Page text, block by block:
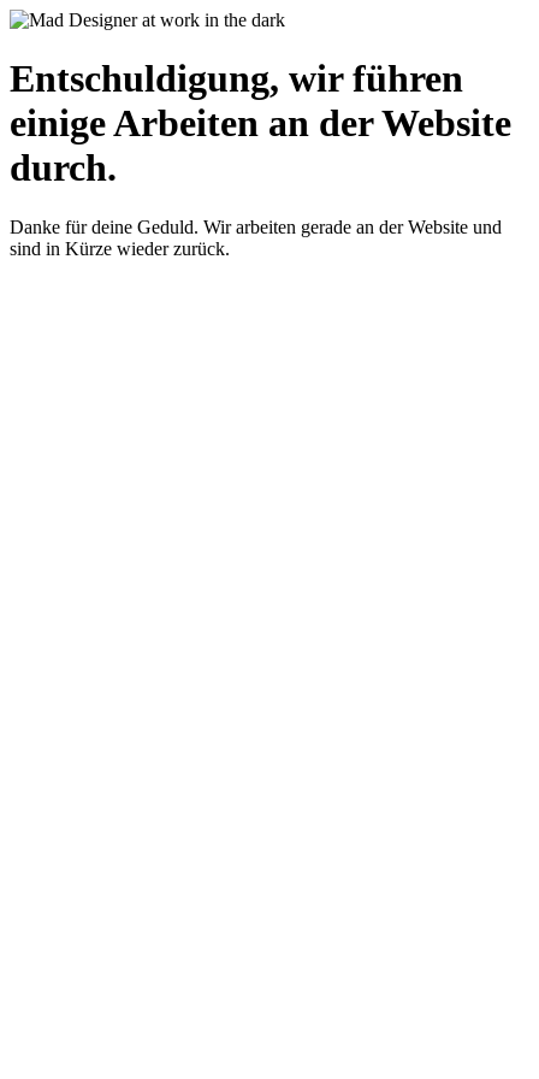
Entschuldigung, wir führen
einige Arbeiten an der Website
durch.
Danke für deine Geduld. Wir arbeiten gerade an der Website und
sind in Kürze wieder zurück.